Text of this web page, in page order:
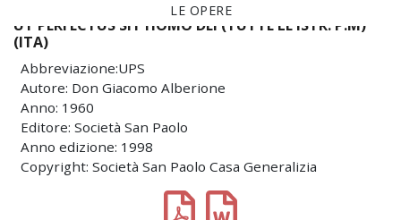
LE OPERE
UT PERFECTUS SIT HOMO DEI (TUTTE LE ISTR. P.M)
(ITA)
Abbreviazione:UPS
Autore: Don Giacomo Alberione
Anno: 1960
Editore: Società San Paolo
Anno edizione: 1998
Copyright: Società San Paolo Casa Generalizia